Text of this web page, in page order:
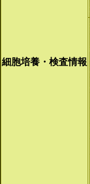
細胞培養・検査情報